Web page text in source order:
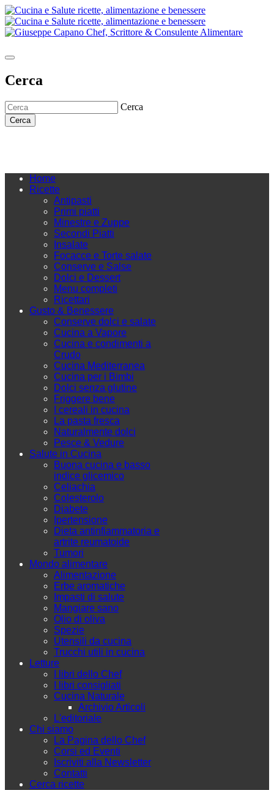
Cerca
Cerca
Cerca
Home
Ricette
Antipasti
Primi piatti
Minestre e Zuppe
Secondi Piatti
Insalate
Focacce e Torte salate
Conserve e Salse
Dolci e Dessert
Menu completi
Ricettari
Gusto & Benessere
Conserve dolci e salate
Cucina a Vapore
Cucina e condimenti a
Crudo
Cucina Mediterranea
Cucina per i Bimbi
Dolci senza glutine
Friggere bene
I cereali in cucina
La pasta fresca
Naturalmente dolci
Pesce & Vedure
Salute in Cucina
Buona cucina e basso
indice glicemico
Celiachia
Colesterolo
Diabete
Ipertensione
Dieta antinfiammatoria e
artrite reumatoide
Tumori
Mondo alimentare
Alimentazione
Erbe aromatiche
Impasti di salute
Mangiare sano
Olio di oliva
Spezie
Utensili da cucina
Trucchi utili in cucina
Letture
I libri dello Chef
I libri consigliati
Cucina Naturale
Archivio Articoli
L'editoriale
Chi siamo
La Pagina dello Chef
Corsi ed Eventi
Iscriviti alla Newsletter
Contatti
Cerca ricette